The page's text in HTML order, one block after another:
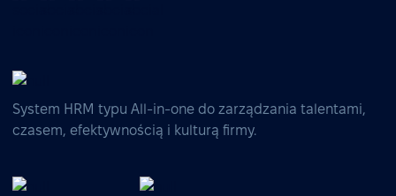
System HRM typu All-in-one do zarządzania talentami,
czasem, efektywnością i kulturą firmy.